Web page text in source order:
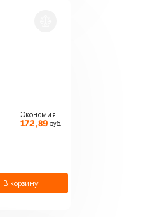
Экономия
172,89 руб.
В корзину